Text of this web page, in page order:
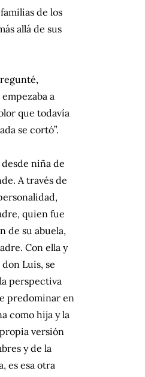
de los
allá de sus
a
que todavía
se cortó”.
niña de
A través de
quien fue
de su abuela,
Con ella y
Luis, se
perspectiva
predominar en
como hija y la
versión
y de la
es esa otra